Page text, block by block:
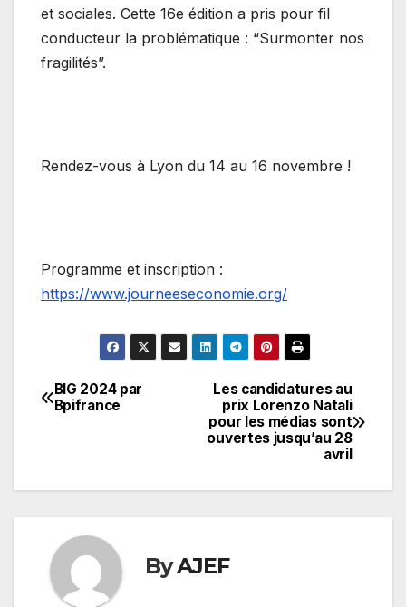
et sociales. Cette 16e édition a pris pour fil
conducteur la problématique : “Surmonter nos
fragilités”.
Rendez-vous à Lyon du 14 au 16 novembre !
Programme et inscription :
https://www.journeeseconomie.org/
Navigation
Les candidatures au
prix Lorenzo Natali
pour les médias sont
ouvertes jusqu’au 28
avril
BIG 2024 par
Bpifrance
ByAJEF